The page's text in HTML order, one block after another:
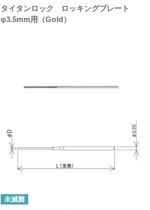
タイタンロック ロッキングプレート
φ3.5mm用（Gold）
未滅菌